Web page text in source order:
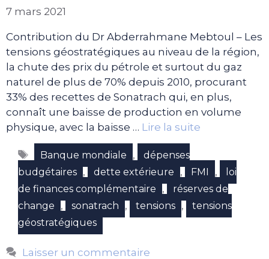
7 mars 2021
Contribution du Dr Abderrahmane Mebtoul – Les
tensions géostratégiques au niveau de la région,
la chute des prix du pétrole et surtout du gaz
naturel de plus de 70% depuis 2010, procurant
33% des recettes de Sonatrach qui, en plus,
connaît une baisse de production en volume
physique, avec la baisse … Lire la suite
Étiquettes
Banque mondiale ,
dépenses
budgétaires , dette extérieure , FMI ,
loi
de finances complémentaire
,
réserves de
change
, sonatrach , tensions ,
tensions
géostratégiques
Laisser un commentaire